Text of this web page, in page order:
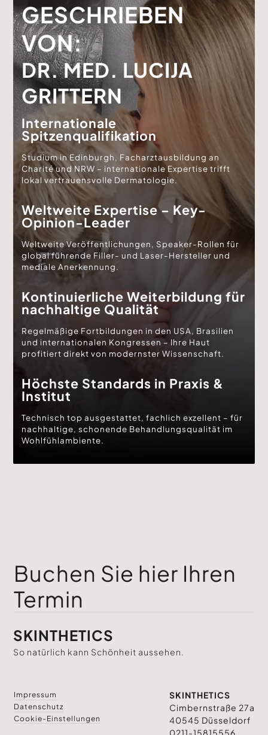
GESCHRIEBEN
VON:
DR. MED. LUCIJA
GRITTERN
Internationale
Spitzenqualifikation
Studium in Edinburgh, Facharztausbildung an
Charité und NRW – internationale Expertise trifft
lokal vertrauensvolle Dermatologie.
Weltweite Expertise – Key-
Opinion-Leader
Weltweite Veröffentlichungen, Speaker-Rollen für
global führende Filler- und Laser-Hersteller und
mediale Anerkennung.
Kontinuierliche Weiterbildung für
nachhaltige Qualität
Regelmäßige Fortbildungen in den USA, Brasilien
und internationalen Kongressen – Ihre Haut
profitiert direkt von modernster Wissenschaft.
Höchste Standards in Praxis &
Institut
Technisch top ausgestattet, fachlich exzellent – für
nachhaltige, schonende Behandlungsqualität im
Wohlfühlambiente.
Buchen Sie hier Ihren
Termin
SKINTHETICS
So natürlich kann Schönheit aussehen.
Impressum
Datenschutz
Cookie-Einstellungen
SKINTHETICS
Cimbernstraße 27a
40545 Düsseldorf
0211-15815556